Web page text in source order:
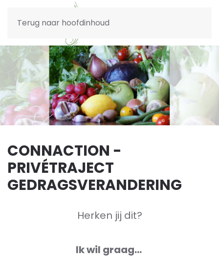
Terug naar hoofdinhoud
CONNACTION -
PRIVÉTRAJECT
GEDRAGSVERANDERING
Herken jij dit?
Ik wil graag...